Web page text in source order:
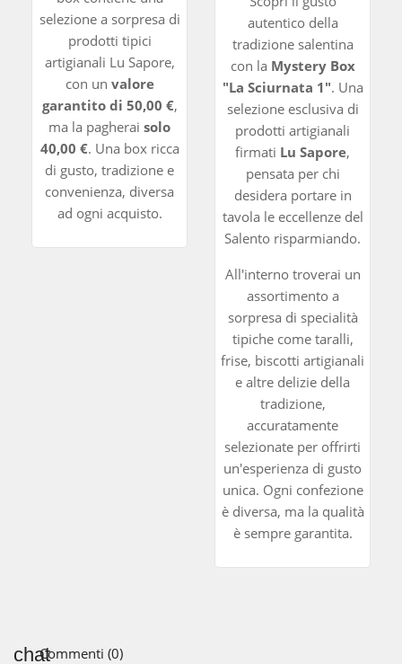
selezione a sorpresa di
prodotti tipici
artigianali Lu Sapore,
con un valore
garantito di 50,00 €,
ma la pagherai solo
40,00 €. Una box ricca
di gusto, tradizione e
convenienza, diversa
ad ogni acquisto.
autentico della
tradizione salentina
con la Mystery Box
"La Sciurnata 1". Una
selezione esclusiva di
prodotti artigianali
firmati Lu Sapore,
pensata per chi
desidera portare in
tavola le eccellenze del
Salento risparmiando.
All'interno troverai un
assortimento a
sorpresa di specialità
tipiche come taralli,
frise, biscotti artigianali
e altre delizie della
tradizione,
accuratamente
selezionate per offrirti
un'esperienza di gusto
unica. Ogni confezione
è diversa, ma la qualità
è sempre garantita.
Commenti (0)